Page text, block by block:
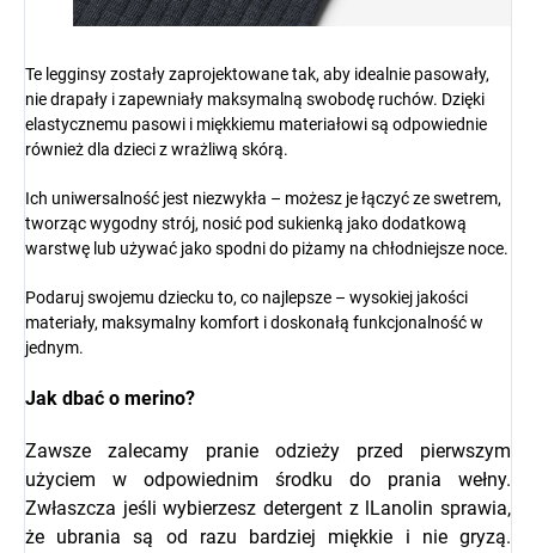
Te legginsy zostały zaprojektowane tak, aby idealnie pasowały,
nie drapały i zapewniały maksymalną swobodę ruchów. Dzięki
elastycznemu pasowi i miękkiemu materiałowi są odpowiednie
również dla dzieci z wrażliwą skórą.
Ich uniwersalność jest niezwykła – możesz je łączyć ze swetrem,
tworząc wygodny strój, nosić pod sukienką jako dodatkową
warstwę lub używać jako spodni do piżamy na chłodniejsze noce.
Podaruj swojemu dziecku to, co najlepsze – wysokiej jakości
materiały, maksymalny komfort i doskonałą funkcjonalność w
jednym.
Jak dbać o merino?
Zawsze zalecamy pranie odzieży przed pierwszym
użyciem w odpowiednim środku do prania wełny.
Zwłaszcza jeśli wybierzesz detergent z l Lanolin sprawia,
że ubrania są od razu bardziej miękkie i nie gryzą.